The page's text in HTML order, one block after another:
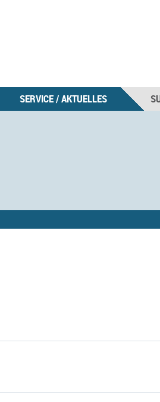
SERVICE / AKTUELLES